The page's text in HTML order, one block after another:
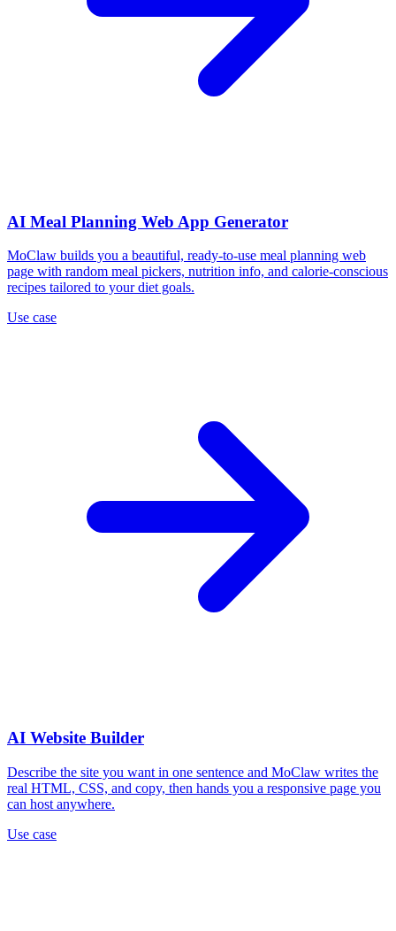
AI Meal Planning Web App Generator
MoClaw builds you a beautiful, ready-to-use meal planning web
page with random meal pickers, nutrition info, and calorie-conscious
recipes tailored to your diet goals.
Use case
AI Website Builder
Describe the site you want in one sentence and MoClaw writes the
real HTML, CSS, and copy, then hands you a responsive page you
can host anywhere.
Use case